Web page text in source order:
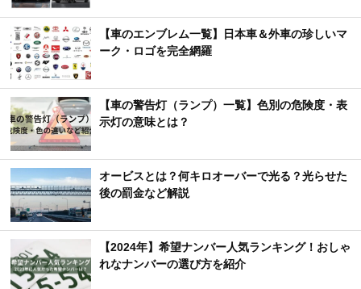
【車のエンブレム一覧】日本車＆外車の珍しいマ
ーク・ロゴを完全網羅
【車の警告灯（ランプ）一覧】色別の危険度・表
示灯の意味とは？
オービスとは？何キロオーバーで光る？光らせた
後の罰金など解説
【2024年】希望ナンバー人気ランキング！おしゃ
れなナンバーの選び方を紹介